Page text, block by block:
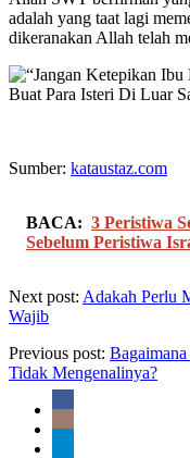
adalah yang taat lagi
dikeranakan Allah telah
Sumber: kataustaz.com
BACA: 3 Peristiwa
Sebelum Peristiwa
Next post: Adakah Perlu
Wajib
Previous post:
Tidak Mengenalinya?